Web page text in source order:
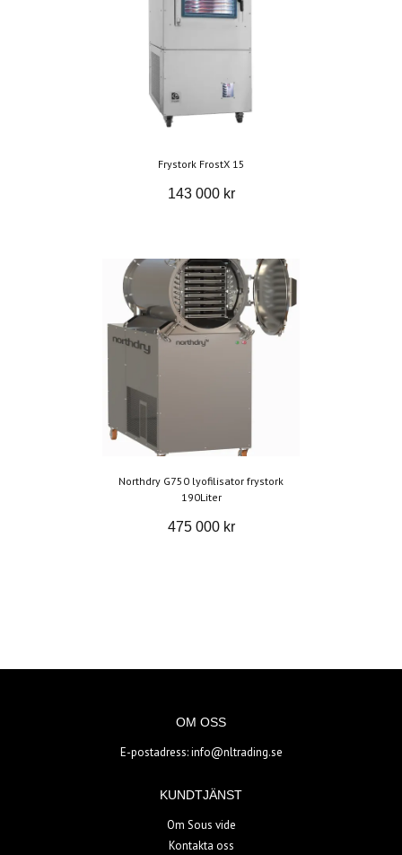
Frystork FrostX 15
143 000 kr
Northdry G750 lyofilisator frystork
190Liter
475 000 kr
OM OSS
E-postadress:info@nltrading.se
KUNDTJÄNST
Om Sous vide
Kontakta oss